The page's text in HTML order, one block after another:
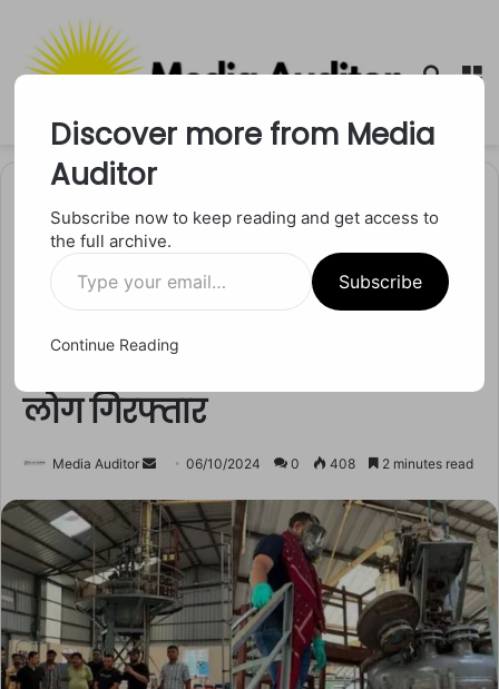
Search
मध्य प्रदेश
Bhopal News: भोपाल में फैक्ट्री
लोग गिरफ्तार
Media Auditor
Send
email
06/10/2024 0 408 2 minutes read
Discover more from Media
Auditor
Subscribe now to keep reading and get access to
the full archive.
Type
your
email…
Subscribe
Continue Reading